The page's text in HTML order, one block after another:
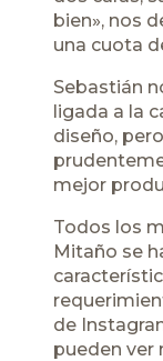
bien», nos
una cuota
Sebastián
ligada a la
diseño,
mejor
Todos los
Mitaño se
de
pueden ver